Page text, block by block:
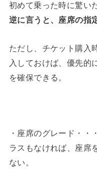
初めて乗った時に驚い
逆に言うと、座席の指
ただし、チケット購入
入しておけば、優先的
を確保できる。
・座席のグレード・・
ラスもなければ、座席
ない。